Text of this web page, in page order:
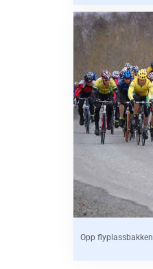
Opp flyplassbakken